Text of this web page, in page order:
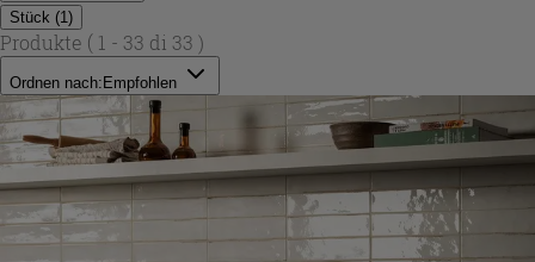
Stück (1 )
Produkte ( 1 - 33 di 33 )
Ordnen nach: Empfohlen